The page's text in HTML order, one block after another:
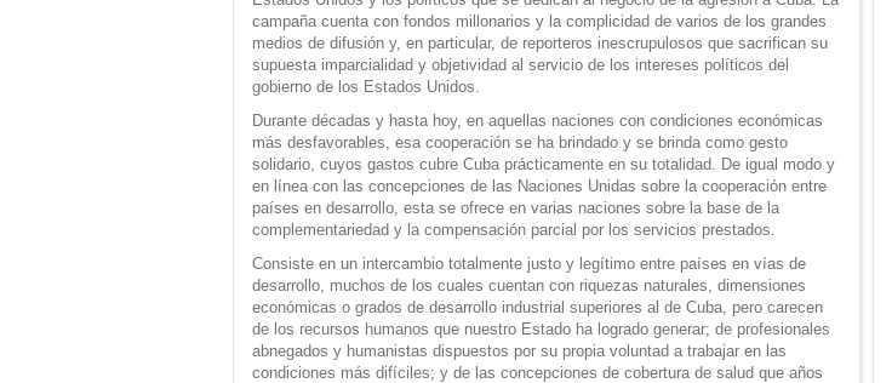
campaña cuenta con fondos millonarios y la complicidad de varios de los grandes
medios de difusión y, en particular, de reporteros inescrupulosos que sacrifican su
supuesta imparcialidad y objetividad al servicio de los intereses políticos del
gobierno de los Estados Unidos.
Durante décadas y hasta hoy, en aquellas naciones con condiciones económicas
más desfavorables, esa cooperación se ha brindado y se brinda como gesto
solidario, cuyos gastos cubre Cuba prácticamente en su totalidad. De igual modo y
en línea con las concepciones de las Naciones Unidas sobre la cooperación entre
países en desarrollo, esta se ofrece en varias naciones sobre la base de la
complementariedad y la compensación parcial por los servicios prestados.
Consiste en un intercambio totalmente justo y legítimo entre países en vías de
desarrollo, muchos de los cuales cuentan con riquezas naturales, dimensiones
económicas o grados de desarrollo industrial superiores al de Cuba, pero carecen
de los recursos humanos que nuestro Estado ha logrado generar; de profesionales
abnegados y humanistas dispuestos por su propia voluntad a trabajar en las
condiciones más difíciles; y de las concepciones de cobertura de salud que años